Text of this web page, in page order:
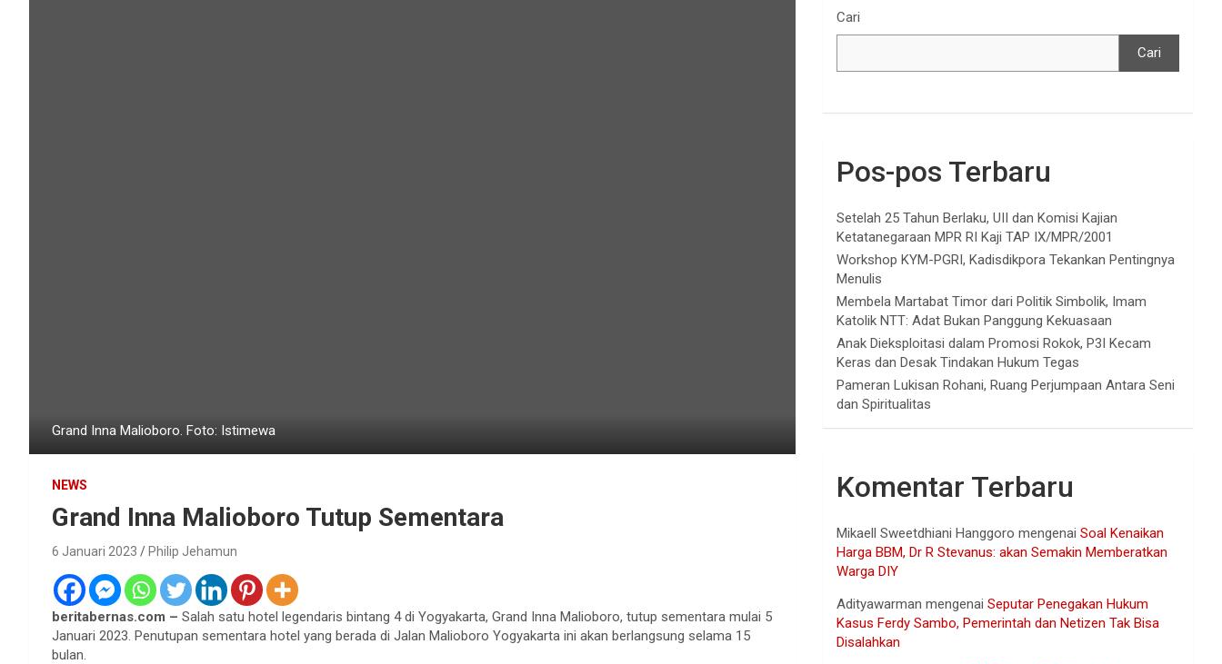
Grand Inna Malioboro. Foto: Istimewa
NEWS
Grand Inna Malioboro Tutup Sementara
6 Januari 2023 Philip Jehamun
beritabernas.com – Salah satu hotel legendaris bintang 4 di Yogyakarta, Grand Inna Malioboro, tutup sementara mulai 5
Januari 2023. Penutupan sementara hotel yang berada di Jalan Malioboro Yogyakarta ini akan berlangsung selama 15
bulan.
Cari
Cari
Pos-pos Terbaru
Setelah 25 Tahun Berlaku, UII dan Komisi Kajian
Ketatanegaraan MPR RI Kaji TAP IX/MPR/2001
Workshop KYM-PGRI, Kadisdikpora Tekankan Pentingnya
Menulis
Membela Martabat Timor dari Politik Simbolik, Imam
Katolik NTT: Adat Bukan Panggung Kekuasaan
Anak Dieksploitasi dalam Promosi Rokok, P3I Kecam
Keras dan Desak Tindakan Hukum Tegas
Pameran Lukisan Rohani, Ruang Perjumpaan Antara Seni
dan Spiritualitas
Komentar Terbaru
Mikaell Sweetdhiani Hanggoro mengenaiSoal Kenaikan
Harga BBM, Dr R Stevanus: akan Semakin Memberatkan
Warga DIY
Adityawarman mengenaiSeputar Penegakan Hukum
Kasus Ferdy Sambo, Pemerintah dan Netizen Tak Bisa
Disalahkan